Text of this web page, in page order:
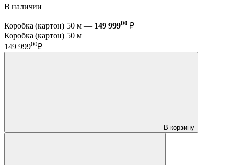
В наличии
Коробка (картон) 50 м — 149 99900 ₽
Коробка (картон) 50 м
149 99900₽
В корзину